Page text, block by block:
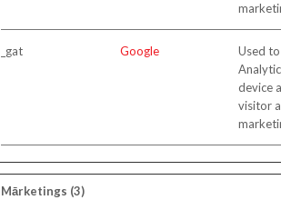
_gat Google
Used
device
visitor
Mārketings (3)